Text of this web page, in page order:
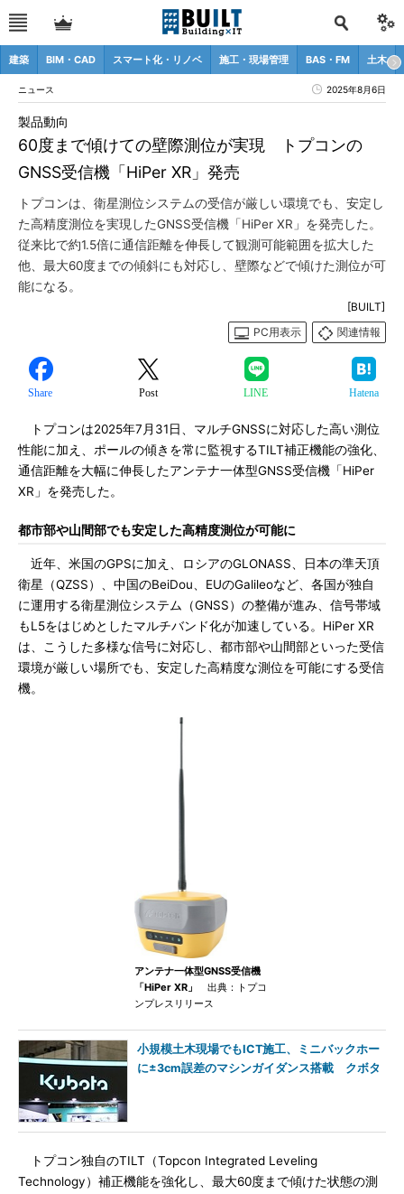
建築 BIM・CAD スマート化・リノベ 施工・現場管理 BAS・FM 土木
ニュース 2025年8月6日
60度まで傾けての壁際測位が実現 トプコンの
GNSS受信機「HiPer XR」発売
製品動向
トプコンは、衛星測位システムの受信が厳しい環境でも、安定し
た高精度測位を実現したGNSS受信機「HiPer XR」を発売した。
従来比で約1.5倍に通信距離を伸長して観測可能範囲を拡大した
他、最大60度までの傾斜にも対応し、壁際などで傾けた測位が可
能になる。
[BUILT]
PC用表示
関連情報
Share Post LINE Hatena
トプコンは2025年7月31日、マルチGNSSに対応した高い測位
性能に加え、ポールの傾きを常に監視するTILT補正機能の強化、
通信距離を大幅に伸長したアンテナ一体型GNSS受信機「HiPer
XR」を発売した。
都市部や山間部でも安定した高精度測位が可能に
近年、米国のGPSに加え、ロシアのGLONASS、日本の準天頂
衛星（QZSS）、中国のBeiDou、EUのGalileoなど、各国が独自
に運用する衛星測位システム（GNSS）の整備が進み、信号帯域
もL5をはじめとしたマルチバンド化が加速している。HiPer XR
は、こうした多様な信号に対応し、都市部や山間部といった受信
環境が厳しい場所でも、安定した高精度な測位を可能にする受信
機。
アンテナ一体型GNSS受信機
「HiPer XR」
出典：トプコ
ンプレスリリース
小規模土木現場でもICT施工、ミニバックホー
に±3cm誤差のマシンガイダンス搭載 クボタ
トプコン独自のTILT（Topcon Integrated Leveling
Technology）補正機能を強化し、最大60度まで傾けた状態の測